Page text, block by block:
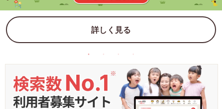
詳しく見る